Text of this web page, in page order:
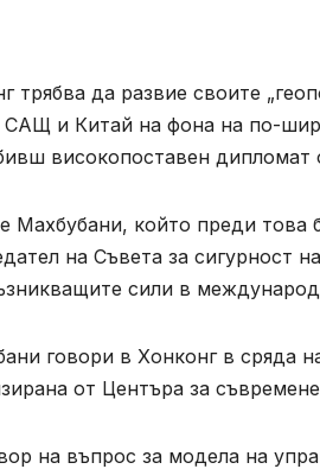
трябва да развие своите
и Китай на фона на по-
високопоставен дипломат
Махбубани, който преди това
на Съвета за сигурност
сили в
говори в Хонконг в сряда
от Центъра за
на въпрос за модела на